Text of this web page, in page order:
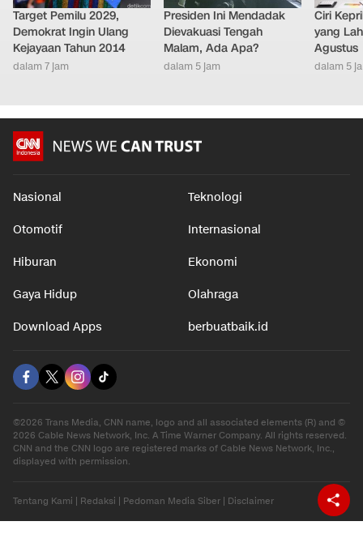
Target Pemilu 2029,
Demokrat Ingin Ulang
Kejayaan Tahun 2014
dalam 7 jam
Presiden Ini Mendadak
Dievakuasi Tengah
Malam, Ada Apa?
dalam 5 jam
Ciri
yang
Agustus
dalam 5
Nasional Teknologi
Otomotif Internasional
Hiburan Ekonomi
Gaya Hidup Olahraga
Download Apps berbuatbaik.id
©2026 Trans Media, CNN name, logo and all associated elements (R) and ©
2026 Cable News Network, Inc. A Time Warner Company. All rights reserved.
CNN and the CNN logo are registered marks of Cable News Network, Inc.,
displayed with permission.
Tentang Kami Redaksi Pedoman Media Siber Disclaimer